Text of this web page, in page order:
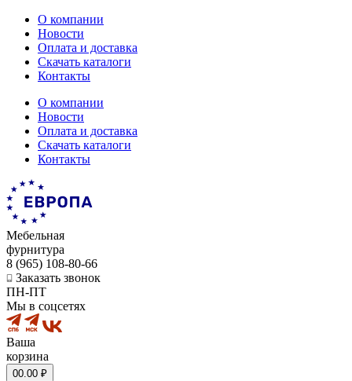
О компании
Новости
Оплата и доставка
Скачать каталоги
Контакты
О компании
Новости
Оплата и доставка
Скачать каталоги
Контакты
Мебельная
фурнитура
8 (965) 108-80-66
Заказать звонок
ПН-ПТ
Мы в соцсетях
Ваша
корзина
00.00 ₽